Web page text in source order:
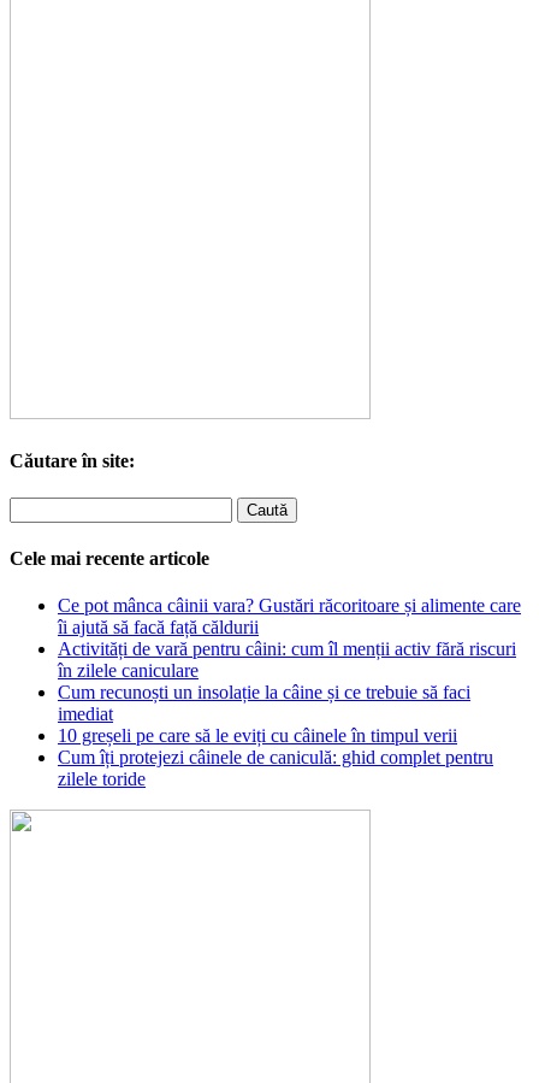
Căutare în site:
Cele mai recente articole
Ce pot mânca câinii vara? Gustări răcoritoare și alimente care
îi ajută să facă față căldurii
Activități de vară pentru câini: cum îl menții activ fără riscuri
în zilele caniculare
Cum recunoști un insolație la câine și ce trebuie să faci
imediat
10 greșeli pe care să le eviți cu câinele în timpul verii
Cum îți protejezi câinele de caniculă: ghid complet pentru
zilele toride